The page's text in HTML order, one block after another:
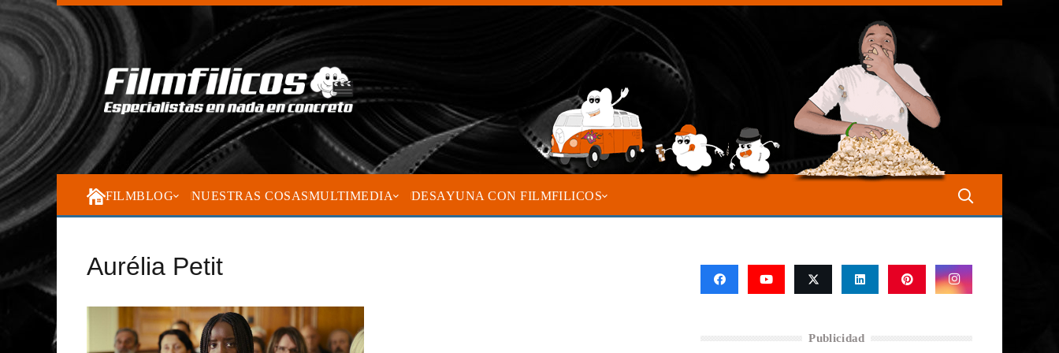
FILMBLOG NUESTRAS COSASMULTIMEDIA DESAYUNA CON FILMFILICOS
Aurélia Petit
Publicidad